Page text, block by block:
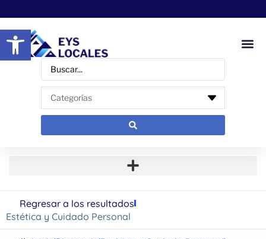
Abrir barra de herramientas
Regresar a los resultados
Estética y Cuidado Personal